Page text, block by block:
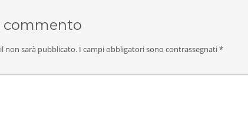
commento
non sarà pubblicato. I campi obbligatori sono contrassegnati*